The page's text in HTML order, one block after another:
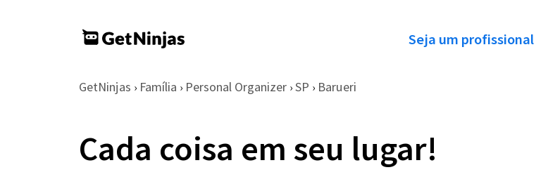
Seja um profissional
GetNinjas › Família › Personal Organizer › SP › Barueri
Cada coisa em seu lugar!